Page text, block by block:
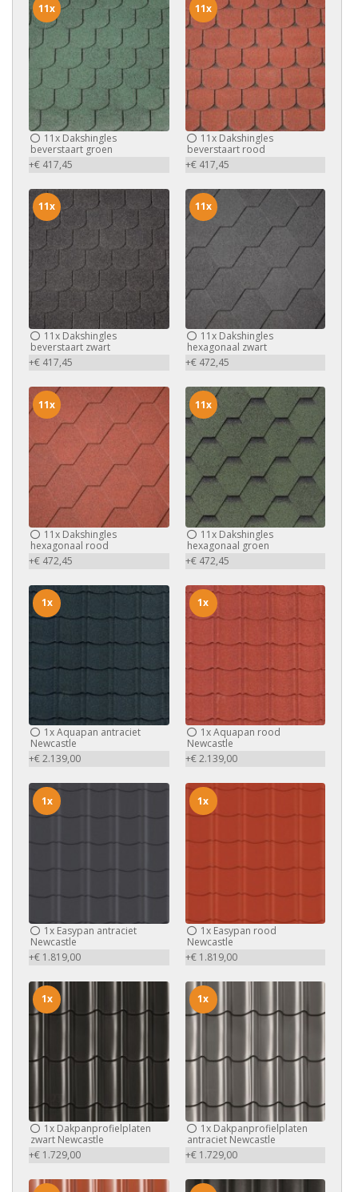
11x Dakshingles
beverstaart groen
+€ 417,45
11x
11xDakshingles
beverstaart rood
+€ 417,45
11x
11x Dakshingles
beverstaart zwart
+€ 417,45
11x
11xDakshingles
hexagonaal zwart
+€ 472,45
11x
11x Dakshingles
hexagonaal rood
+€ 472,45
11x
11xDakshingles
hexagonaal groen
+€ 472,45
11x
1xAquapan antraciet
Newcastle
+€ 2.139,00
1x
1xAquapan rood
Newcastle
+€ 2.139,00
1x
1x Easypan antraciet
Newcastle
+€ 1.819,00
1x
1xEasypan rood
Newcastle
+€ 1.819,00
1x
1x Dakpanprofielplaten
zwart Newcastle
+€ 1.729,00
1x
1xDakpanprofielplaten
antraciet Newcastle
+€ 1.729,00
1x